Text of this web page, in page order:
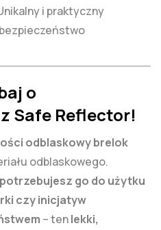
i praktyczny
o
Safe Reflector!
odblaskowy brelok
odblaskowego.
go do użytku
czy inicjatyw
– tenlekki,